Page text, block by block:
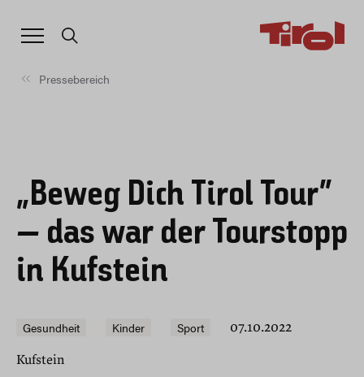
Pressebereich
„Beweg Dich Tirol Tour“
– das war der Tourstopp
in Kufstein
Gesundheit Kinder Sport
07.10.2022
Kufstein